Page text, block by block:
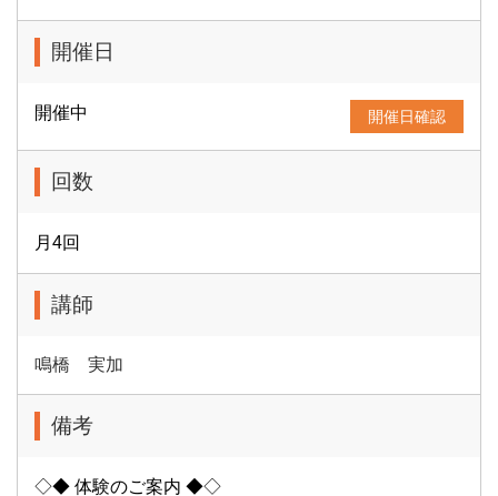
開催日
開催中 開催日確認
回数
月4回
講師
鳴橋 実加
備考
◇◆ 体験のご案内 ◆◇